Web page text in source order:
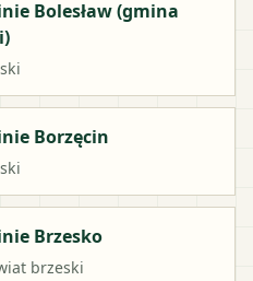
Bolesław (gmina
Borzęcin
Brzesko
brzeski